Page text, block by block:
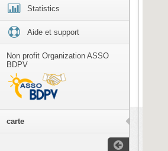
Statistics
Aide et support
Non profit Organization ASSO
BDPV
carte